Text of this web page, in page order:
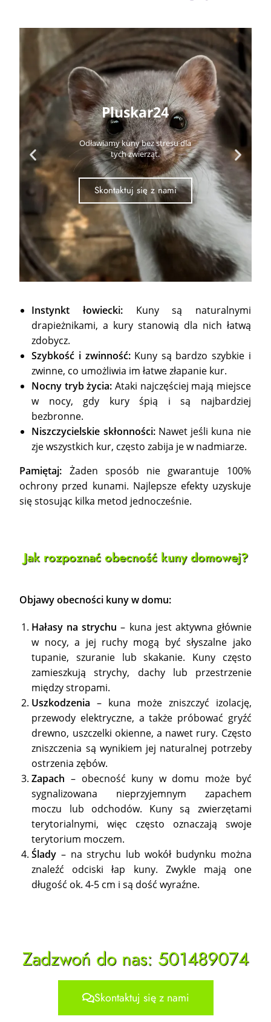
Pluskar24
Odławiamy kuny bez stresu dla
tych zwierząt.
Skontaktuj się z nami
Instynkt łowiecki:Kuny są naturalnymi
drapieżnikami, a kury stanowią dla nich łatwą
zdobycz.
Szybkość i zwinność:Kuny są bardzo szybkie i
zwinne, co umożliwia im łatwe złapanie kur.
Nocny tryb życia: Ataki najczęściej mają miejsce
w nocy, gdy kury śpią i są najbardziej
bezbronne.
Niszczycielskie skłonności:Nawet jeśli kuna nie
zje wszystkich kur, często zabija je w nadmiarze.
Pamiętaj: Żaden sposób nie gwarantuje 100%
ochrony przed kunami. Najlepsze efekty uzyskuje
się stosując kilka metod jednocześnie.
Jak rozpoznać obecność kuny domowej?
Objawy obecności kuny w domu:
Hałasy na strychu – kuna jest aktywna głównie
w nocy, a jej ruchy mogą być słyszalne jako
tupanie, szuranie lub skakanie. Kuny często
zamieszkują strychy, dachy lub przestrzenie
między stropami.
Uszkodzenia – kuna może zniszczyć izolację,
przewody elektryczne, a także próbować gryźć
drewno, uszczelki okienne, a nawet rury. Często
zniszczenia są wynikiem jej naturalnej potrzeby
ostrzenia zębów.
Zapach – obecność kuny w domu może być
sygnalizowana nieprzyjemnym zapachem
moczu lub odchodów. Kuny są zwierzętami
terytorialnymi, więc często oznaczają swoje
terytorium moczem.
Ślady – na strychu lub wokół budynku można
znaleźć odciski łap kuny. Zwykle mają one
długość ok. 4-5 cm i są dość wyraźne.
Zadzwoń do nas: 501489074
Skontaktuj się z nami